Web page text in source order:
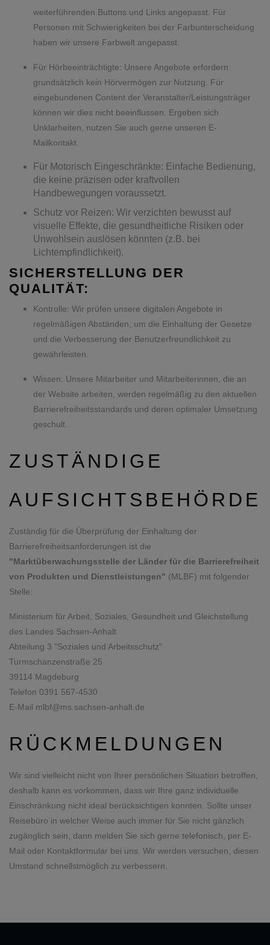
weiterführenden Buttons und Links angepasst. Für
Personen mit Schwierigkeiten bei der Farbunterscheidung
haben wir unsere Farbwelt angepasst.
Für Hörbeeinträchtigte: Unsere Angebote erfordern
grundsätzlich kein Hörvermögen zur Nutzung. Für
eingebundenen Content der Veranstalter/Leistungsträger
können wir dies nicht beeinflussen. Ergeben sich
Unklarheiten, nutzen Sie auch gerne unseren E-
Mailkontakt.
Für Motorisch Eingeschränkte: Einfache Bedienung,
die keine präzisen oder kraftvollen
Handbewegungen voraussetzt.
Schutz vor Reizen: Wir verzichten bewusst auf
visuelle Effekte, die gesundheitliche Risiken oder
Unwohlsein auslösen könnten (z.B. bei
Lichtempfindlichkeit).
SICHERSTELLUNG DER
QUALITÄT:
Kontrolle: Wir prüfen unsere digitalen Angebote in
regelmäßigen Abständen, um die Einhaltung der Gesetze
und die Verbesserung der Benutzerfreundlichkeit zu
gewährleisten.
Wissen: Unsere Mitarbeiter und Mitarbeiterinnen, die an
der Website arbeiten, werden regelmäßig zu den aktuellen
Barrierefreiheitsstandards und deren optimaler Umsetzung
geschult.
ZUSTÄNDIGE
AUFSICHTSBEHÖRDE
Zuständig für die Überprüfung der Einhaltung der
Barrierefreiheitsanforderungen ist die
"Marktüberwachungsstelle der Länder für die Barrierefreiheit
von Produkten und Dienstleistungen" (MLBF) mit folgender
Stelle:
Ministerium für Arbeit, Soziales, Gesundheit und Gleichstellung
des Landes Sachsen-Anhalt
Abteilung 3 "Soziales und Arbeitsschutz"
Turmschanzenstraße 25
39114 Magdeburg
Telefon 0391 567-4530
E-Mail mlbf@ms.sachsen-anhalt.de
RÜCKMELDUNGEN
Wir sind vielleicht nicht von Ihrer persönlichen Situation betroffen,
deshalb kann es vorkommen, dass wir Ihre ganz individuelle
Einschränkung nicht ideal berücksichtigen konnten. Sollte unser
Reisebüro in welcher Weise auch immer für Sie nicht gänzlich
zugänglich sein, dann melden Sie sich gerne telefonisch, per E-
Mail oder Kontaktformular bei uns. Wir werden versuchen, diesen
Umstand schnellstmöglich zu verbessern.